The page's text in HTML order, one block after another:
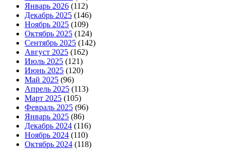
Январь 2026 (112)
Декабрь 2025 (146)
Ноябрь 2025 (109)
Октябрь 2025 (124)
Сентябрь 2025 (142)
Август 2025 (162)
Июль 2025 (121)
Июнь 2025 (120)
Май 2025 (96)
Апрель 2025 (113)
Март 2025 (105)
Февраль 2025 (96)
Январь 2025 (86)
Декабрь 2024 (116)
Ноябрь 2024 (110)
Октябрь 2024 (118)